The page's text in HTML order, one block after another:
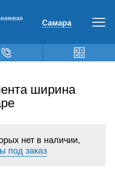
Самара
ширина
нет в наличии,
под заказ